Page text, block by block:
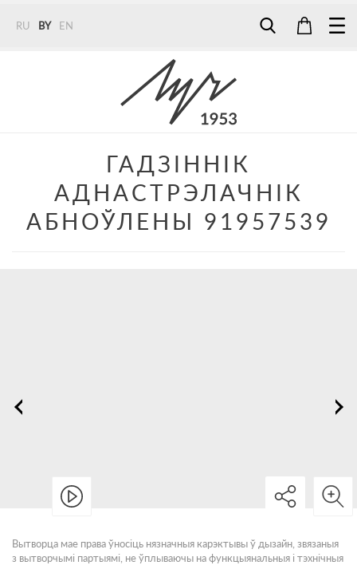
RU BY EN
+375 (29) 272 51 56
ГАДЗІННІК
АДНАСТРЭЛАЧНІК
АБНОЎЛЕНЫ 91957539
Вытворца мае права ўносіць нязначныя карэктывы ў дызайн, звязаныя
з вытворчымі партыямі, не ўплываючы на функцыянальныя і тэхнічныя